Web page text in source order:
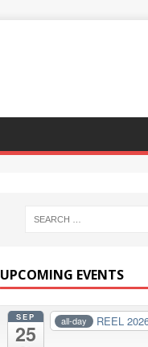
UPCOMING EVENTS
SEP
25
all-day REEL